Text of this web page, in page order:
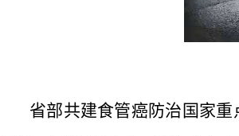
省部共建食管癌防治国家